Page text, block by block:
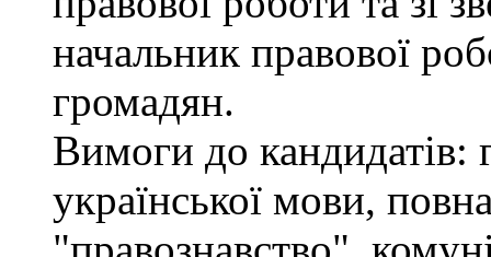
начальник правової
громадян.
Вимоги до кандидатів:
української мови,